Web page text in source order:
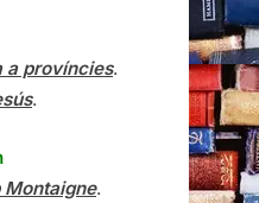
a províncies.
.
Montaigne.